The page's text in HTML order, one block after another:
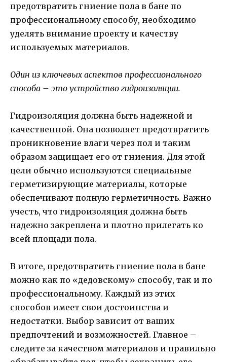
предотвратить гниение пола в бане по
профессиональному способу, необходимо
уделять внимание проекту и качеству
используемых материалов.
Один из ключевых аспектов профессионального
способа – это устройство гидроизоляции.
Гидроизоляция должна быть надежной и
качественной. Она позволяет предотвратить
проникновение влаги через пол и таким
образом защищает его от гниения. Для этой
цели обычно используются специальные
герметизирующие материалы, которые
обеспечивают полную герметичность. Важно
учесть, что гидроизоляция должна быть
надежно закреплена и плотно прилегать ко
всей площади пола.
В итоге, предотвратить гниение пола в бане
можно как по «дедовскому» способу, так и по
профессиональному. Каждый из этих
способов имеет свои достоинства и
недостатки. Выбор зависит от ваших
предпочтений и возможностей. Главное –
следите за качеством материалов и правильно